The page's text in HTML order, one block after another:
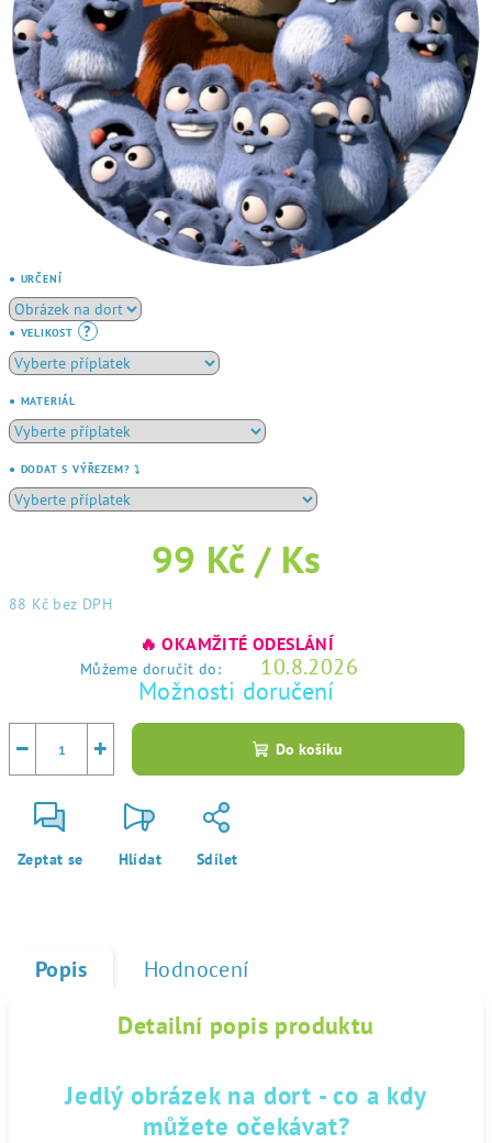
● URČENÍ
● VELIKOST ?
● MATERIÁL
● DODAT S VÝŘEZEM? ⤵️
99 Kč / Ks
88 Kč bez DPH
🔥 OKAMŽITÉ ODESLÁNÍ
Můžeme doručit do: 10.8.2026
Možnosti doručení
+
− Do košíku
Zeptat se Hlídat Sdílet
Popis Hodnocení
Detailní popis produktu
Jedlý obrázek na dort - co a kdy
můžete očekávat?